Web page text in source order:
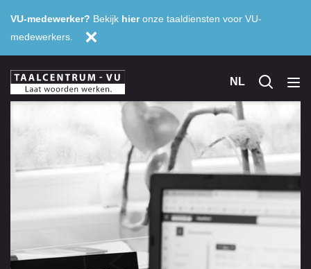
VU-medewerker? Bekijk hieronze taaldiensten voor VU-
medewerkers.
NL